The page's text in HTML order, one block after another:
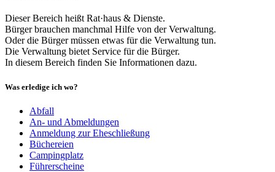
Dieser Bereich heißt Rat·haus & Dienste.
Bürger brauchen manchmal Hilfe von der Verwaltung.
Oder die Bürger müssen etwas für die Verwaltung tun.
Die Verwaltung bietet Service für die Bürger.
In diesem Bereich finden Sie Informationen dazu.
Was erledige ich wo?
Abfall
An- und Abmeldungen
Anmeldung zur Eheschließung
Büchereien
Campingplatz
Führerscheine